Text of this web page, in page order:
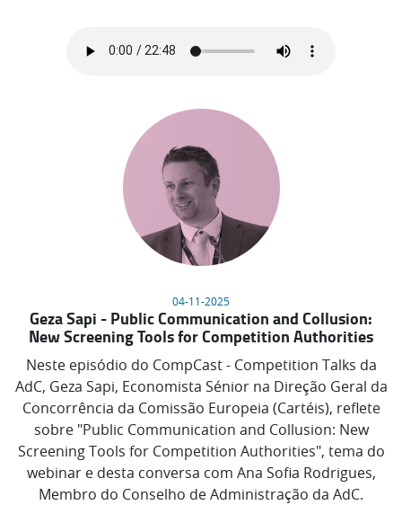
04-11-2025
Geza Sapi - Public Communication and Collusion:
New Screening Tools for Competition Authorities
Neste episódio do CompCast - Competition Talks da
AdC, Geza Sapi, Economista Sénior na Direção Geral da
Concorrência da Comissão Europeia (Cartéis), reflete
sobre "Public Communication and Collusion: New
Screening Tools for Competition Authorities", tema do
webinar e desta conversa com Ana Sofia Rodrigues,
Membro do Conselho de Administração da AdC.